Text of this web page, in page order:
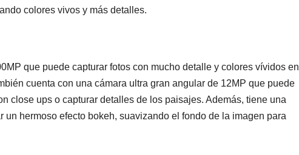
colores vivos y más detalles.
que puede capturar fotos con mucho detalle y colores vívidos en
cuenta con una cámara ultra gran angular de 12MP que puede
close ups o capturar detalles de los paisajes. Además, tiene una
hermoso efecto bokeh, suavizando el fondo de la imagen para